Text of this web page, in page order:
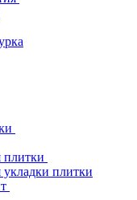
плитки
плитки